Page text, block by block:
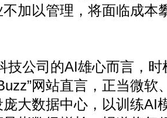
加以管理，将面临成本
公司的AI雄心而言，时
网站直言，正当微
大数据中心，以训练AI